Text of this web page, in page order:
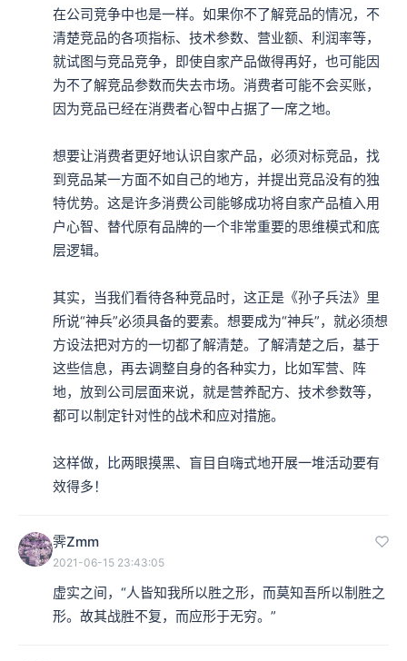
在公司竞争中也是一样。如果你不了解竞品的情况，不
清楚竞品的各项指标、技术参数、营业额、利润率等，
就试图与竞品竞争，即使自家产品做得再好，也可能因
为不了解竞品参数而失去市场。消费者可能不会买账，
因为竞品已经在消费者心智中占据了一席之地。
想要让消费者更好地认识自家产品，必须对标竞品，找
到竞品某一方面不如自己的地方，并提出竞品没有的独
特优势。这是许多消费公司能够成功将自家产品植入用
户心智、替代原有品牌的一个非常重要的思维模式和底
层逻辑。
其实，当我们看待各种竞品时，这正是《孙子兵法》里
所说“神兵”必须具备的要素。想要成为“神兵”，就必须想
方设法把对方的一切都了解清楚。了解清楚之后，基于
这些信息，再去调整自身的各种实力，比如军营、阵
地，放到公司层面来说，就是营养配方、技术参数等，
都可以制定针对性的战术和应对措施。
这样做，比两眼摸黑、盲目自嗨式地开展一堆活动要有
效得多！
霁Zmm
2021-06-15 23:43:05
虚实之间，“人皆知我所以胜之形，而莫知吾所以制胜之
形。故其战胜不复，而应形于无穷。”